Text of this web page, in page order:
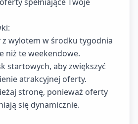
wylotem w środku tygodnia
niż te weekendowe.
startowych, aby zwiększyć
atrakcyjnej oferty.
stronę, ponieważ oferty
się dynamicznie.